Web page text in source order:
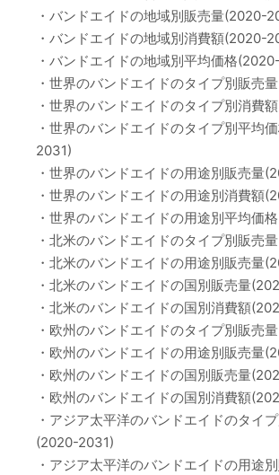
・バンドエイドの地域別販売量(2020-
・バンドエイドの地域別消費額(2020-
・バンドエイドの地域別平均価格
・世界のバンドエイドのタイプ別販売
・世界のバンドエイドのタイプ別消費
・世界のバンドエイドのタイプ別平均
2031)
・世界のバンドエイドの用途別販売量
・世界のバンドエイドの用途別消費額
・世界のバンドエイドの用途別平均価
・北米のバンドエイドのタイプ別販売
・北米のバンドエイドの用途別販売量
・北米のバンドエイドの国別販売量
・北米のバンドエイドの国別消費額
・欧州のバンドエイドのタイプ別販売
・欧州のバンドエイドの用途別販売量
・欧州のバンドエイドの国別販売量
・欧州のバンドエイドの国別消費額
・アジア太平洋のバンドエイドのタイ
(2020-2031)
・アジア太平洋のバンドエイドの用途